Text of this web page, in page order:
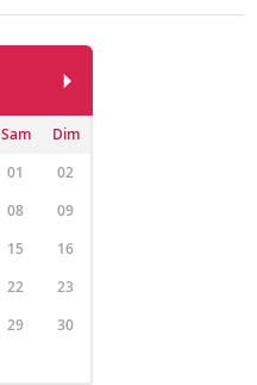
Sam
Dim
01
02
08
09
15
16
22
23
29
30